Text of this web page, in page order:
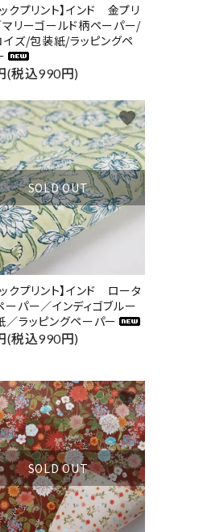
ックプリント】インド 金プリ
マリーゴールド柄ペーパー/
イズ/包装紙/ラッピングペ
(税込990円)
SOLD OUT
ックプリント】インド ロータ
ーパー／インディゴブルー
／ラッピングペーパー
(税込990円)
favorite
SOLD OUT
favorite